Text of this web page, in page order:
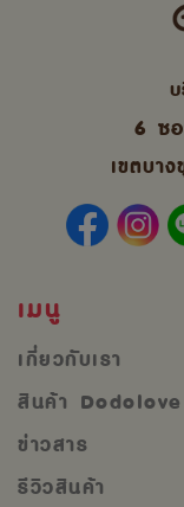
6 ซ
เขตบา
เมนู
เกี่ยวกับเรา
สินค้า Dodolove
ข่าวสาร
รีวิวสินค้า